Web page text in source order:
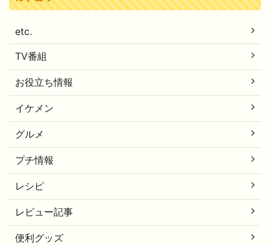
etc.
TV番組
お役立ち情報
イケメン
グルメ
プチ情報
レシピ
レビュー記事
便利グッズ